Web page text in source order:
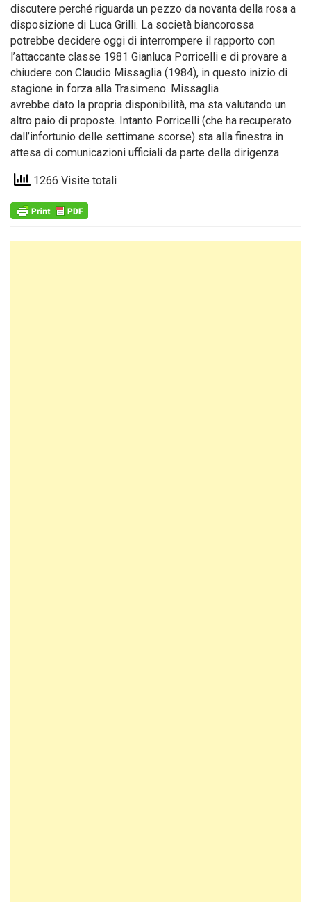
discutere perché riguarda un pezzo da novanta della rosa a
disposizione di Luca Grilli. La società biancorossa
potrebbe decidere oggi di interrompere il rapporto con
l’attaccante classe 1981 Gianluca Porricelli e di provare a
chiudere con Claudio Missaglia (1984), in questo inizio di
stagione in forza alla Trasimeno. Missaglia
avrebbe dato la propria disponibilità, ma sta valutando un
altro paio di proposte. Intanto Porricelli (che ha recuperato
dall’infortunio delle settimane scorse) sta alla finestra in
attesa di comunicazioni ufficiali da parte della dirigenza.
1266 Visite totali